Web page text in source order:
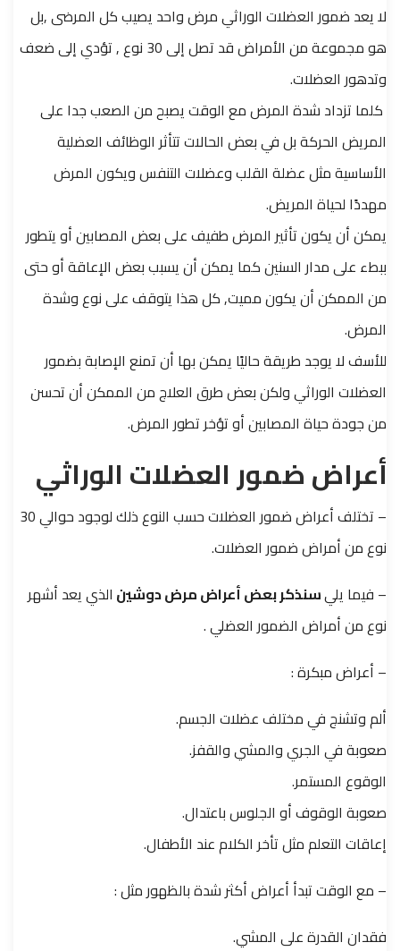
لا يعد ضمور العضلات الوراثي مرض واحد يصيب كل المرضى ,بل
هو مجموعة من الأمراض قد تصل إلى 30 نوع , تؤدي إلى ضعف
وتدهور العضلات.
كلما تزداد شدة المرض مع الوقت يصبح من الصعب جدا على
المريض الحركة بل في بعض الحالات تتأثر الوظائف العضلية
الأساسية مثل عضلة القلب وعضلات التنفس ويكون المرض
مهددًا لحياة المريض.
يمكن أن يكون تأثير المرض طفيف على بعض المصابين أو يتطور
ببطء على مدار السنين كما يمكن أن يسبب بعض الإعاقة أو حتى
من الممكن أن يكون مميت, كل هذا يتوقف على نوع وشدة
المرض.
للأسف لا يوجد طريقة حاليًا يمكن بها أن تمنع الإصابة بضمور
العضلات الوراثي ولكن بعض طرق العلاج من الممكن أن تحسن
من جودة حياة المصابين أو تؤخر تطور المرض.
أعراض ضمور العضلات الوراثي
– تختلف أعراض ضمور العضلات حسب النوع ذلك لوجود حوالي 30
نوع من أمراض ضمور العضلات.
– فيما يليسنذكر بعض أعراض مرض دوشين الذي يعد أشهر
نوع من أمراض الضمور العضلي .
– أعراض مبكرة :
ألم وتشنج في مختلف عضلات الجسم.
صعوبة في الجري والمشي والقفز.
الوقوع المستمر.
صعوبة الوقوف أو الجلوس باعتدال.
إعاقات التعلم مثل تأخر الكلام عند الأطفال.
– مع الوقت تبدأ أعراض أكثر شدة بالظهور مثل :
فقدان القدرة على المشي.